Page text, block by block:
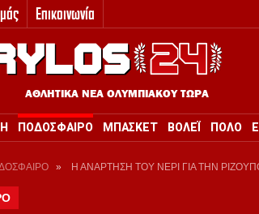
Επικοινωνία
ΑΘΛΗΤΙΚΑ ΝΕΑ ΟΛΥΜΠΙΑΚΟΥ ΤΩΡΑ
ΠΟΔΟΣΦΑΙΡΟ ΜΠΑΣΚΕΤ ΒΟΛΕΪ ΠΟΛΟ
» Η ΑΝΑΡΤΗΣΗ ΤΟΥ ΝΕΡΙ ΓΙΑ ΤΗΝ